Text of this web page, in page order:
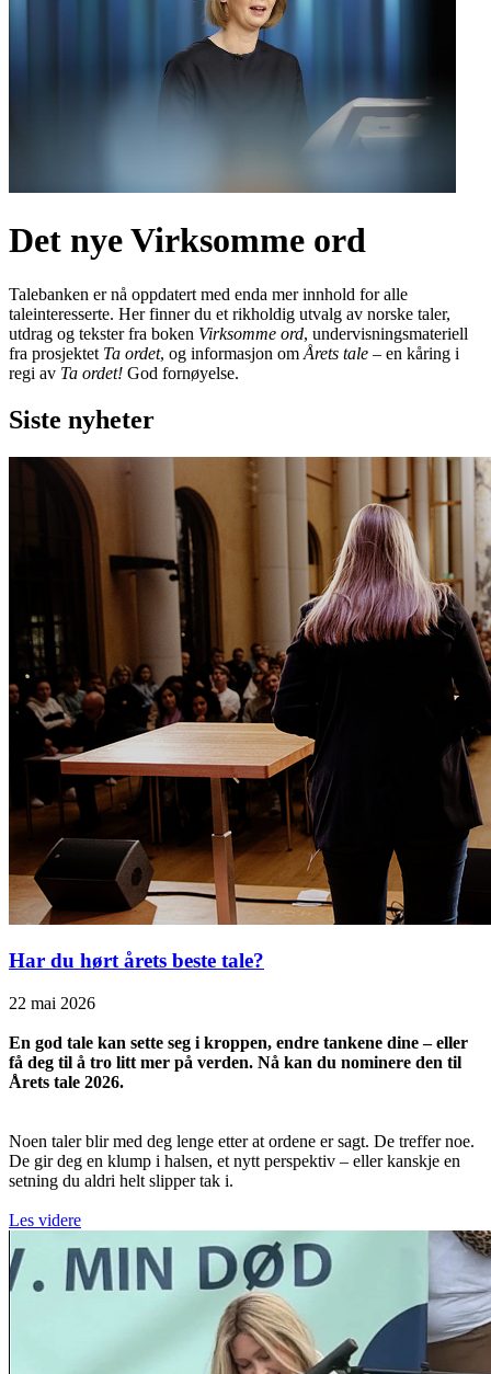
Det nye Virksomme ord
Talebanken er nå oppdatert med enda mer innhold for alle
taleinteresserte. Her finner du et rikholdig utvalg av norske taler,
utdrag og tekster fra boken Virksomme ord, undervisningsmateriell
fra prosjektet Ta ordet, og informasjon om Årets tale – en kåring i
regi av Ta ordet! God fornøyelse.
Siste nyheter
Har du hørt årets beste tale?
22 mai 2026
En god tale kan sette seg i kroppen, endre tankene dine – eller
få deg til å tro litt mer på verden. Nå kan du nominere den til
Årets tale 2026.
Noen taler blir med deg lenge etter at ordene er sagt. De treffer noe.
De gir deg en klump i halsen, et nytt perspektiv – eller kanskje en
setning du aldri helt slipper tak i.
Les videre